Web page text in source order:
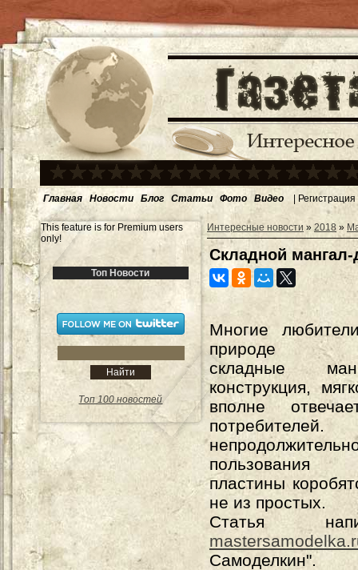
Главная Новости Блог Статьи Фото Видео | Регистрация
This feature is for Premium users
only!
Топ Новости
Топ 100 новостей
Интересные новости » 2018 »
Складной
Многие
природе
складные
конструкция,
вполне
пользования
пластины
не из простых.
Статья
Самоделкин".